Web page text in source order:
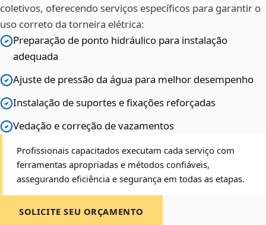
coletivos, oferecendo serviços específicos para garantir o
uso correto da torneira elétrica:
Preparação de ponto hidráulico para instalação
adequada
Ajuste de pressão da água para melhor desempenho
Instalação de suportes e fixações reforçadas
Vedação e correção de vazamentos
Profissionais capacitados executam cada serviço com
ferramentas apropriadas e métodos confiáveis,
assegurando eficiência e segurança em todas as etapas.
SOLICITE SEU ORÇAMENTO